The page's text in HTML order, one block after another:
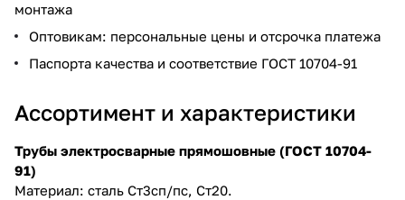
монтажа
Оптовикам: персональные цены и отсрочка платежа
Паспорта качества и соответствие ГОСТ 10704-91
Ассортимент и характеристики
Трубы электросварные прямошовные (ГОСТ 10704-
91)
Материал: сталь Ст3сп/пс, Ст20.